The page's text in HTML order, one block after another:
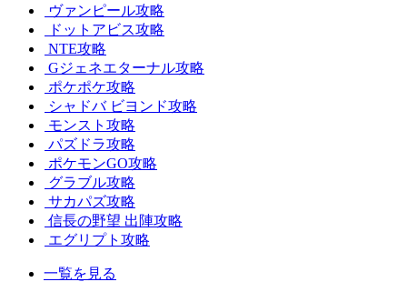
ヴァンピール攻略
ドットアビス攻略
NTE攻略
Gジェネエターナル攻略
ポケポケ攻略
シャドバ ビヨンド攻略
モンスト攻略
パズドラ攻略
ポケモンGO攻略
グラブル攻略
サカパズ攻略
信長の野望 出陣攻略
エグリプト攻略
一覧を見る